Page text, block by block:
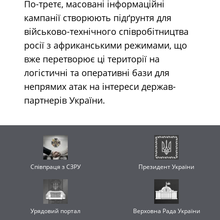
По-третє, масовані інформаційні
кампанії створюють підґрунтя для
військово-технічного співробітництва
росії з африканськими режимами, що
вже перетворює ці території на
логістичні та оперативні бази для
непрямих атак на інтереси держав-
партнерів України.
Співпраця з СЗРУ Президент України
Урядовий портал Верховна Рада України